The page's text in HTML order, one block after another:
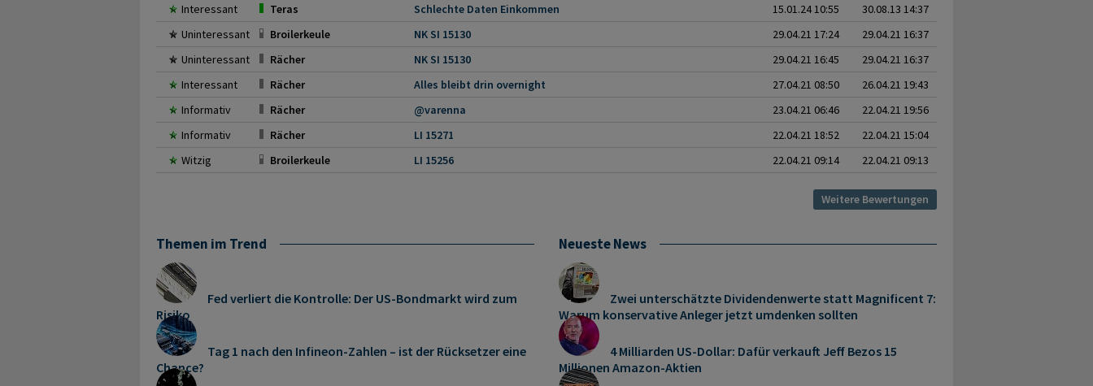
Interessant
Teras Schlechte Daten Einkommen 15.01.24 10:55
30.08.13 14:37
Uninteressant
Broilerkeule NK SI 15130 29.04.21 17:24
29.04.21 16:37
Uninteressant
Rächer NK SI 15130 29.04.21 16:45
29.04.21 16:37
Interessant
Rächer Alles bleibt drin overnight 27.04.21 08:50
26.04.21 19:43
Informativ
Rächer @varenna 23.04.21 06:46
22.04.21 19:56
Informativ
Rächer LI 15271 22.04.21 18:52
22.04.21 15:04
Witzig
Broilerkeule LI 15256 22.04.21 09:14 22.04.21 09:13
Weitere Bewertungen
Themen im Trend
Fed verliert die Kontrolle: Der US-Bondmarkt wird zum
Risiko
Tag 1 nach den Infineon-Zahlen – ist der Rücksetzer eine
Chance?
Neueste News
Zwei unterschätzte Dividendenwerte statt Magnificent 7:
Warum konservative Anleger jetzt umdenken sollten
4 Milliarden US-Dollar: Dafür verkauft Jeff Bezos 15
Millionen Amazon-Aktien